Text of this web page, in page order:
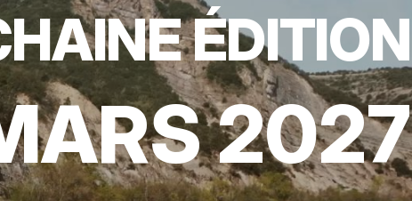
ÉDITION
2027